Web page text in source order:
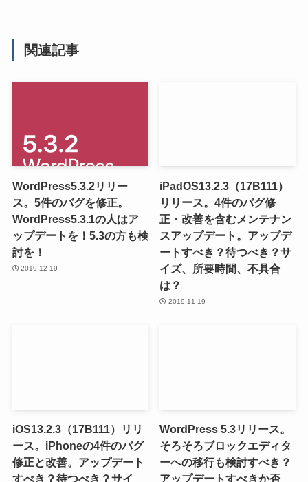
関連記事
WordPress5.3.2リリー
ス。5件のバグを修正。
WordPress5.3.1の人はア
ップデートを！5.3の方も検
討を！
2019-12-19
iPadOS13.2.3（17B111）
リリース。4件のバグ修
正・改善を含むメンテナン
スアップデート。アップデ
ートすべき？待つべき？サ
イズ、所要時間、不具合
は？
2019-11-19
iOS13.2.3（17B111）リリ
ース。iPhoneの4件のバグ
修正と改善。アップデート
すべき？待つべき？サイ
WordPress 5.3リリース。
そろそろブロックエディタ
ーへの移行も検討すべき？
アップデートすべきか否